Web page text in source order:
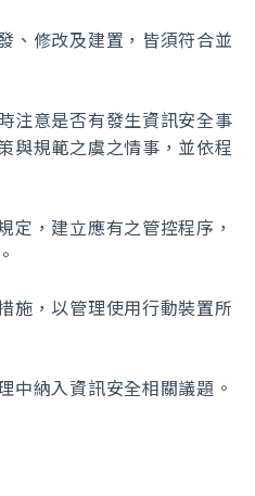
、修改及建置，皆須符合並
注意是否有發生資訊安全事
與規範之虞之情事，並依程
定，建立應有之管控程序，
施，以管理使用行動裝置所
中納入資訊安全相關議題。